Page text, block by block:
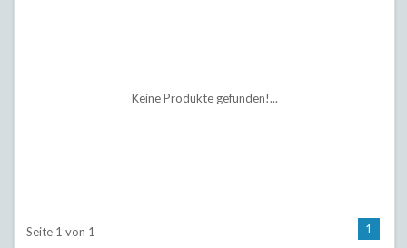
Keine Produkte gefunden!...
Seite 1 von 1 1